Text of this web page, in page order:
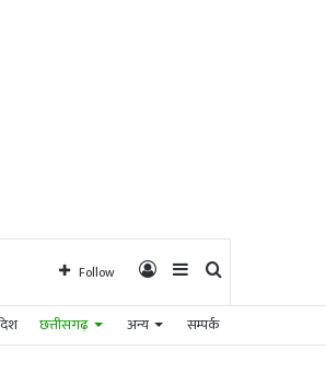
Search
Sidebar
Log
In
Follow
छत्तीसगढ़ अन्य सम्पर्क